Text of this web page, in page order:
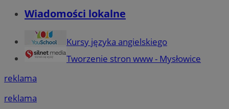
Wiadomości lokalne
Kursy języka angielskiego
Tworzenie stron www - Mysłowice
reklama
reklama